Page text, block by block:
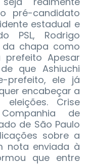
pré-candidato
estadual e
PSL, Rodrigo
da chapa como
Apesar
que Ashiuchi
prefeito, ele já
encabeçar a
Crise
de
de São Paulo
sobre a
nota enviada à
que entre